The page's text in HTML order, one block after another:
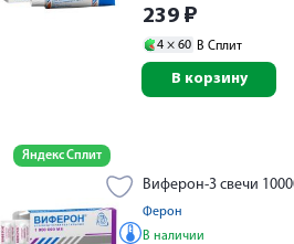
239 ₽
4 × 60 В Сплит
В корзину
Яндекс Сплит
Виферон-3 свечи
Ферон
В наличии